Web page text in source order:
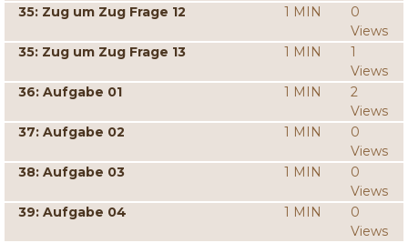
35: Zug um Zug Frage 12
1 MIN
0
Views
35: Zug um Zug Frage 13
1 MIN
1
Views
36: Aufgabe 01
1 MIN
2
Views
37: Aufgabe 02
1 MIN
0
Views
38: Aufgabe 03
1 MIN
0
Views
39: Aufgabe 04
1 MIN
0
Views